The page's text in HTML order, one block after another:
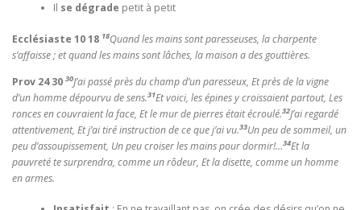
Il se dégrade petit à petit
Ecclésiaste 10 18 18Quand les mains sont paresseuses, la charpente
s’affaisse ; et quand les mains sont lâches, la maison a des gouttières.
Prov 24 30 30J’ai passé près du champ d’un paresseux, Et près de la vigne
d’un homme dépourvu de sens.31Et voici, les épines y croissaient partout, Les
ronces en couvraient la face, Et le mur de pierres était écroulé.32J’ai regardé
attentivement, Et j’ai tiré instruction de ce que j’ai vu.33Un peu de sommeil, un
peu d’assoupissement, Un peu croiser les mains pour dormir!…34Et la
pauvreté te surprendra, comme un rôdeur, Et la disette, comme un homme
en armes.